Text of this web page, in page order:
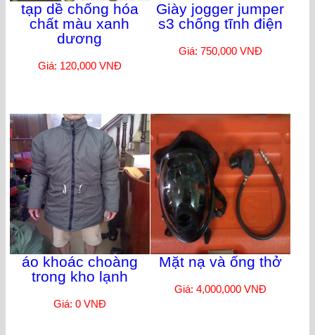
tạp dề chống hóa
chất màu xanh
dương
Giá: 120,000 VNĐ
Giày jogger jumper
s3 chống tĩnh điện
Giá: 750,000 VNĐ
áo khoác choàng
trong kho lạnh
Giá: 0 VNĐ
Mặt nạ và ống thở
Giá: 4,000,000 VNĐ